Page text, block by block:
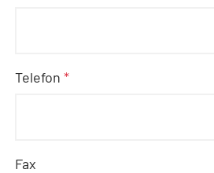
Telefon*
Fax